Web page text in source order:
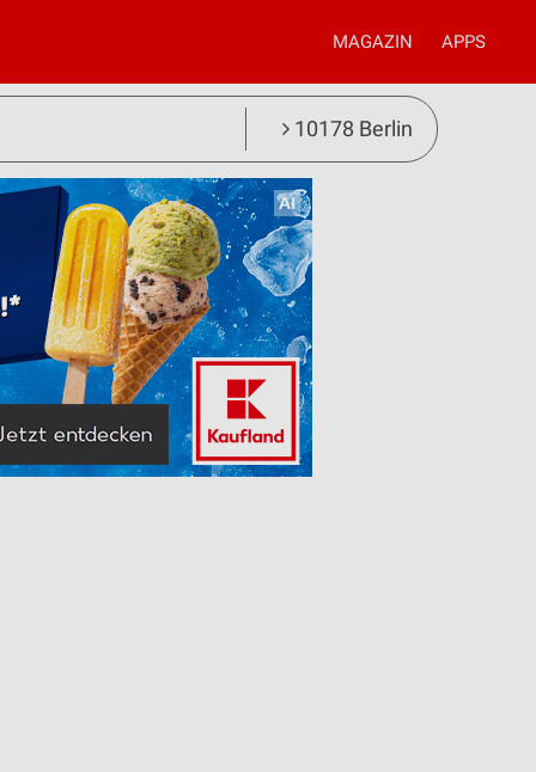
MAGAZIN APPS
10178 Berlin